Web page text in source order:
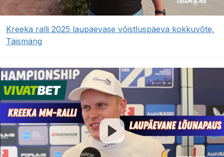
Kreeka ralli 2025 laupäevase võistluspäeva kokkuvõte,
Täismäng